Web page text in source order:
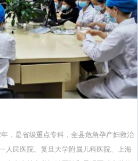
，是省级重点专科，全县危急孕产妇救治
人民医院、复旦大学附属儿科医院、上海